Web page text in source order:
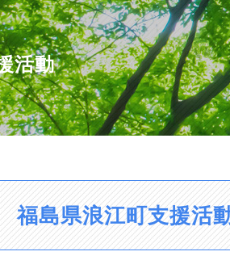
活動
福島県浪江町支援活